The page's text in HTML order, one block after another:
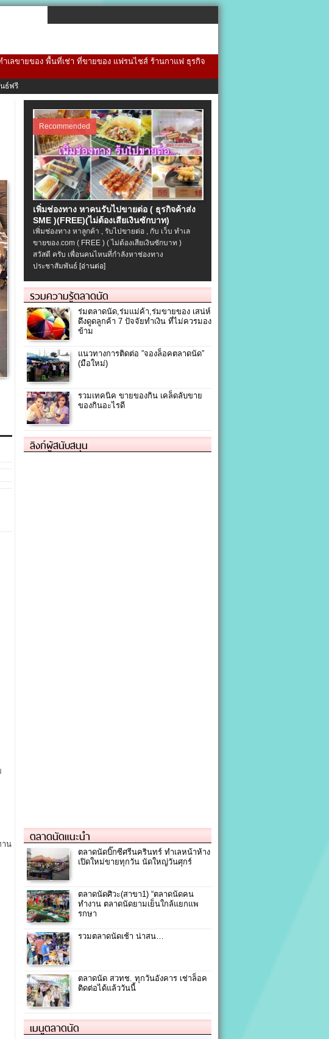
เลขายของ พื้นที่เช่า ที่ขายของ แฟรนไชส์ ร้านกาแฟ ธุรกิจ
ธ์ฟรี
าน
Recommended
เพิ่มช่องทาง หาคนรับไปขายต่อ ( ธุรกิจค้าส่ง
SME )(FREE)(ไม่ต้องเสียเงินซักบาท)
เพิ่มช่องทาง หาลูกค้า , รับไปขายต่อ , กับ เว็บ ทำเล
ขายของ.com ( FREE ) ( ไม่ต้องเสียเงินซักบาท )
สวัสดี ครับ เพื่อนคนไหนที่กำลังหาช่องทาง
ประชาสัมพันธ์ [อ่านต่อ]
รวมความรู้ตลาดนัด
ร่มตลาดนัด,ร่มแม่ค้า,ร่มขายของ เสน่ห์
ดึงดูดลูกค้า 7 ปัจจัยทำเงิน ที่ไม่ควรมอง
ข้าม
แนวทางการติดต่อ ”จองล็อคตลาดนัด”
(มือใหม่)
รวมเทคนิค ขายของกิน เคล็ดลับขาย
ของกินอะไรดี
ลิงก์ผู้สนับสนุน
ตลาดนัดแนะนำ
ตลาดนัดบิ๊กซีศรีนครินทร์ ทำเลหน้าห้าง
เปิดใหม่ขายทุกวัน นัดใหญ่วันศุกร์
ตลาดนัดศิวะ(สาขา1) “ตลาดนัดคน
ทำงาน ตลาดนัดยามเย็นใกล้แยกแพ
รกษา
รวมตลาดนัดเช้า น่าสน…
ตลาดนัด สวทช. ทุกวันอังคาร เช่าล็อค
ติดต่อได้แล้ววันนี้
เมนูตลาดนัด